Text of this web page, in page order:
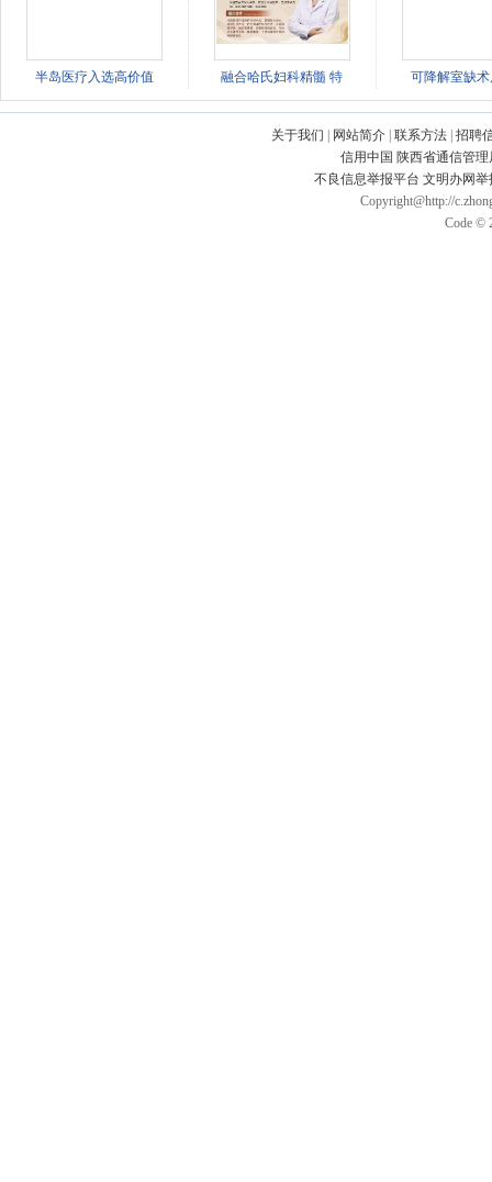
半岛医疗入选高价值 融合哈氏妇科精髓 特 可降解室缺
关于我们 网站简介 联系方法 招聘
信用中国 陕西省通信管理
不良信息举报平台 文明办网
Copyright@http://
Code ©